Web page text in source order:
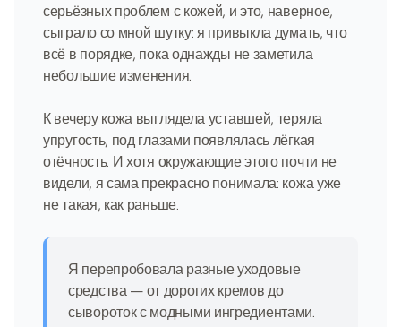
серьёзных проблем с кожей, и это, наверное,
сыграло со мной шутку: я привыкла думать, что
всё в порядке, пока однажды не заметила
небольшие изменения.
К вечеру кожа выглядела уставшей, теряла
упругость, под глазами появлялась лёгкая
отёчность. И хотя окружающие этого почти не
видели, я сама прекрасно понимала: кожа уже
не такая, как раньше.
Я перепробовала разные уходовые
средства — от дорогих кремов до
сывороток с модными ингредиентами.